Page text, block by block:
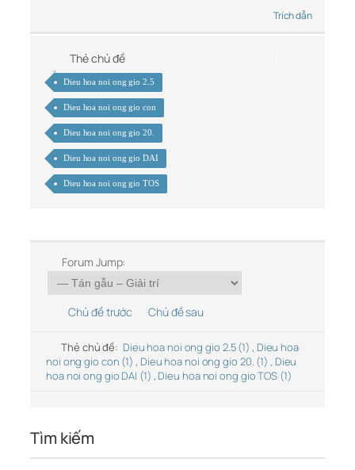
Trích dẫn
Thẻ chủ đề
Dieu hoa noi ong gio 2.5
Dieu hoa noi ong gio con
Dieu hoa noi ong gio 20.
Dieu hoa noi ong gio DAI
Dieu hoa noi ong gio TOS
Forum Jump:
Chủ đề trước Chủ đề sau
Thẻ chủ đề: Dieu hoa noi ong gio 2.5 (1) , Dieu hoa
noi ong gio con (1), Dieu hoa noi ong gio 20. (1) , Dieu
hoa noi ong gio DAI (1) , Dieu hoa noi ong gio TOS (1)
Tìm kiếm